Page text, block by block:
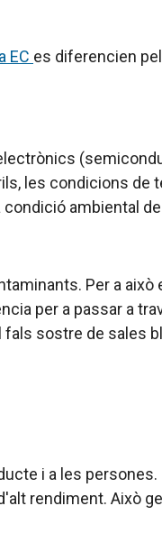
EC es diferencien
les condicions de
ambiental
Per a
per a passar a
sostre de sales
i a les
rendiment. Això